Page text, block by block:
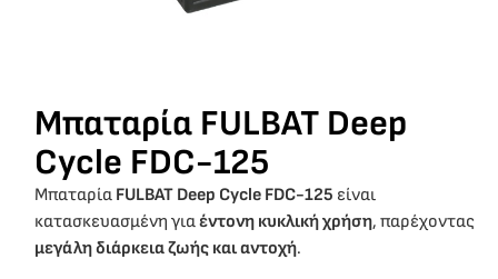
Μπαταρία FULBAT Deep
Cycle FDC-125
Μπαταρία FULBAT Deep Cycle FDC-125 είναι
κατασκευασμένη γιαέντονη κυκλική χρήση, παρέχοντας
μεγάλη διάρκεια ζωής και αντοχή.